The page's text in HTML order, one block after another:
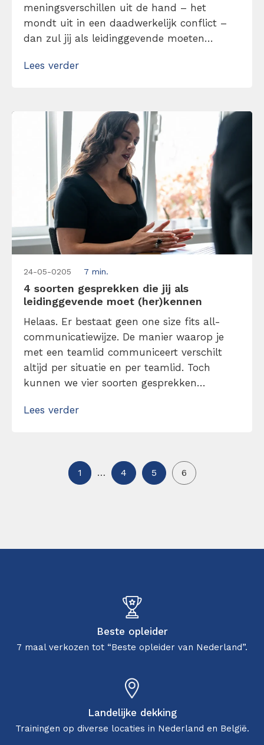
meningsverschillen uit de hand – het
mondt uit in een daadwerkelijk conflict –
dan zul jij als leidinggevende moeten
het gesprek aan. Zonder daarbij olie op het
behulpzaam. Met 1 gesprekstechniek:
geweldloze […]
Lees verder
24-05-0205 7 min.
4 soorten gesprekken die jij als
leidinggevende moet (her)kennen
Helaas. Er bestaat geen one size fits all-
communicatiewijze. De manier waarop je
met een teamlid communiceert verschilt
altijd per situatie en per teamlid. Toch
kunnen we vier soorten gesprekken
specifieke benaderingsmethode. Herken ze
Lees verder
1 … 4 5 6
Beste opleider
7 maal verkozen tot “Beste opleider van Nederland”.
Landelijke dekking
Trainingen op diverse locaties in Nederland en België.